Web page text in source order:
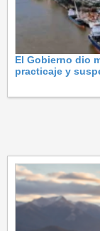
El Gobierno dio
practicaje y